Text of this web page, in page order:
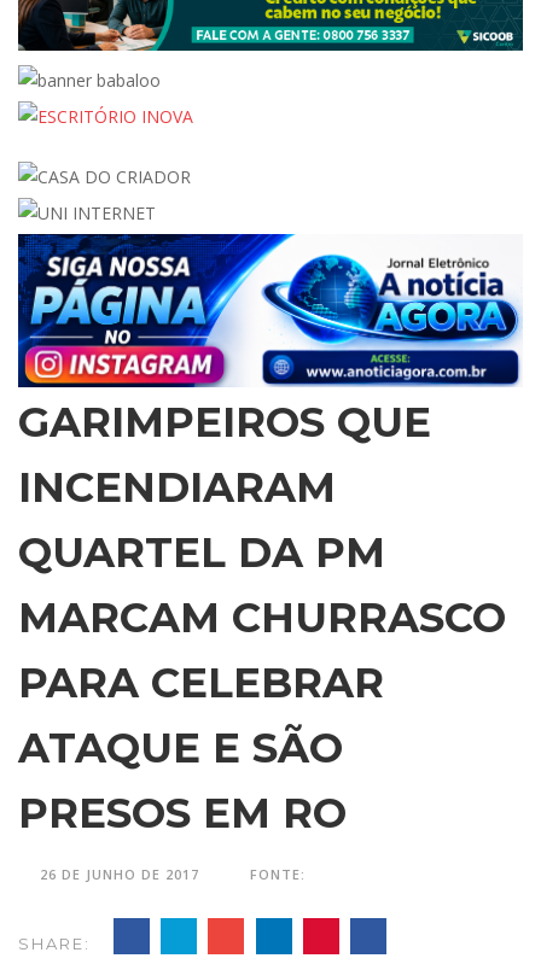
GARIMPEIROS QUE
INCENDIARAM
QUARTEL DA PM
MARCAM CHURRASCO
PARA CELEBRAR
ATAQUE E SÃO
PRESOS EM RO
26 DE JUNHO DE 2017 FONTE:
SHARE: